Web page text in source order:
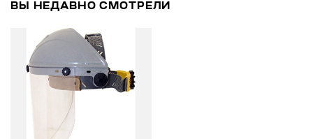
ВЫ НЕДАВНО СМОТРЕЛИ